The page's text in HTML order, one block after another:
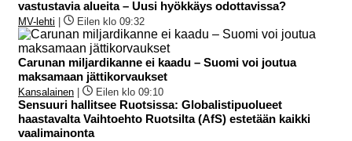
vastustavia alueita – Uusi hyökkäys odottavissa?
MV-lehti Eilen klo 09:32
Carunan miljardikanne ei kaadu – Suomi voi joutua
maksamaan jättikorvaukset
Kansalainen Eilen klo 09:10
Sensuuri hallitsee Ruotsissa: Globalistipuolueet
haastavalta Vaihtoehto Ruotsilta (AfS) estetään kaikki
vaalimainonta